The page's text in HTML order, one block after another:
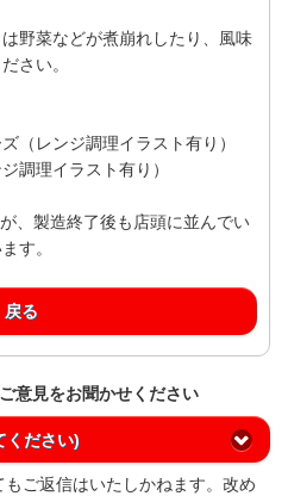
野菜などが煮崩れしたり、風味
さい。
（レンジ調理イラスト有り）
調理イラスト有り）
、製造終了後も店頭に並んでい
す。
戻る
意見をお聞かせください
ください)
ご返信はいたしかねます。改め